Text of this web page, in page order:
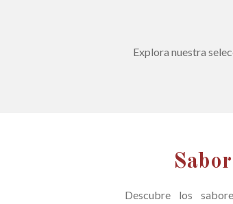
Explora nuestra
Descubre los